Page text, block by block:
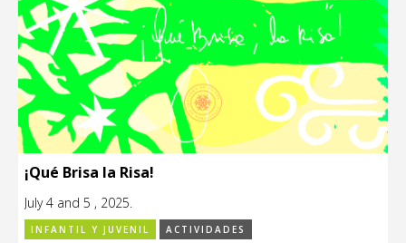
¡Qué Brisa la Risa!
July 4 and 5 , 2025.
INFANTIL Y JUVENIL
ACTIVIDADES